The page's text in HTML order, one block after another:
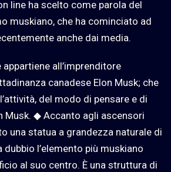
line ha scelto come parola del
muskiano, che ha cominciato ad
anche dai media.
appartiene all’imprenditore
canadese Elon Musk; che
del modo di pensare e di
Musk. ◆ Accanto agli ascensori
una statua a grandezza naturale di
dubbio l’elemento più muskiano
al suo centro. È una struttura di